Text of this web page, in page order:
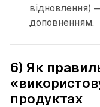
відновлення)
доповненням.
6) Як
продуктах